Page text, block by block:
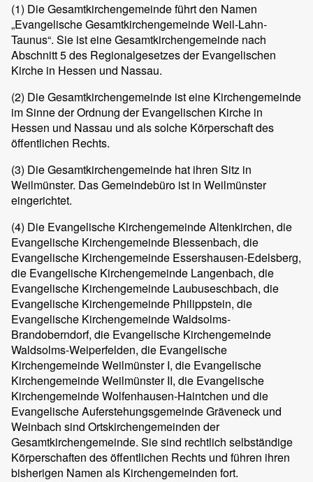
(1) Die Gesamtkirchengemeinde führt den Namen
„Evangelische Gesamtkirchengemeinde Weil-Lahn-
Taunus“. Sie ist eine Gesamtkirchengemeinde nach
Abschnitt 5 des Regionalgesetzes der Evangelischen
Kirche in Hessen und Nassau.
(2) Die Gesamtkirchengemeinde ist eine Kirchengemeinde
im Sinne der Ordnung der Evangelischen Kirche in
Hessen und Nassau und als solche Körperschaft des
öffentlichen Rechts.
(3) Die Gesamtkirchengemeinde hat ihren Sitz in
Weilmünster. Das Gemeindebüro ist in Weilmünster
eingerichtet.
(4) Die Evangelische Kirchengemeinde Altenkirchen, die
Evangelische Kirchengemeinde Blessenbach, die
Evangelische Kirchengemeinde Essershausen-Edelsberg,
die Evangelische Kirchengemeinde Langenbach, die
Evangelische Kirchengemeinde Laubuseschbach, die
Evangelische Kirchengemeinde Philippstein, die
Evangelische Kirchengemeinde Waldsolms-
Brandoberndorf, die Evangelische Kirchengemeinde
Waldsolms-Weiperfelden, die Evangelische
Kirchengemeinde Weilmünster I, die Evangelische
Kirchengemeinde Weilmünster II, die Evangelische
Kirchengemeinde Wolfenhausen-Haintchen und die
Evangelische Auferstehungsgemeinde Gräveneck und
Weinbach sind Ortskirchengemeinden der
Gesamtkirchengemeinde. Sie sind rechtlich selbständige
Körperschaften des öffentlichen Rechts und führen ihren
bisherigen Namen als Kirchengemeinden fort.